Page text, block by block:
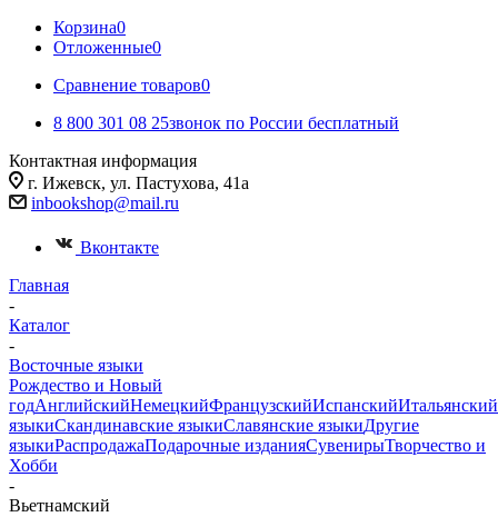
Корзина0
Отложенные0
Сравнение товаров0
8 800 301 08 25звонок по России бесплатный
Контактная информация
г. Ижевск, ул. ​Пастухова, 41а
inbookshop@mail.ru
Вконтакте
Главная
-
Каталог
-
Восточные языки
Рождество и Новый
годАнглийскийНемецкийФранцузскийИспанскийИтальянский
языкиСкандинавские языкиСлавянские языкиДругие
языкиРаспродажаПодарочные изданияСувенирыТворчество и
Хобби
-
Вьетнамский